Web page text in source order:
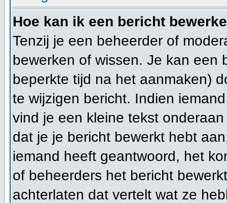
Hoe kan ik een bericht
Tenzij je een beheerder of
bewerken of wissen. Je kan een
beperkte tijd na het aanmaken)
te wijzigen bericht. Indien
vind je een kleine tekst
dat je je bericht bewerkt hebt
iemand heeft geantwoord, het
of beheerders het bericht
achterlaten dat vertelt wat ze